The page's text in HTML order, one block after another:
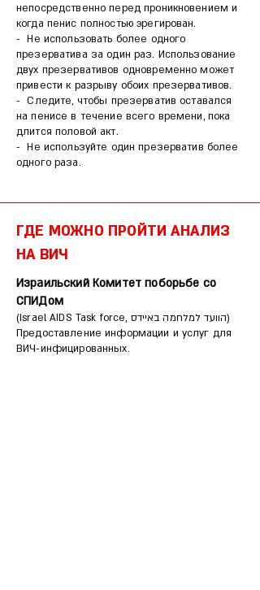
непосредственно перед проникновением и
когда пенис полностью эрегирован.
- Не использовать более одного
презерватива за один раз. Использование
двух презервативов одновременно может
привести к разрыву обоих презервативов.
- Следите, чтобы презерватив оставался
на пенисе в течение всего времени, пока
длится половой акт.
- Не используйте один презерватив более
одного раза.
ГДЕ МОЖНО ПРОЙТИ АНАЛИЗ
НА ВИЧ
Израильский Комитет поборьбе со
СПИДом
(Israel AIDS Task force, הוועד למלחמה באיידס)
Предоставление информации и услуг для
ВИЧ-инфицированных.